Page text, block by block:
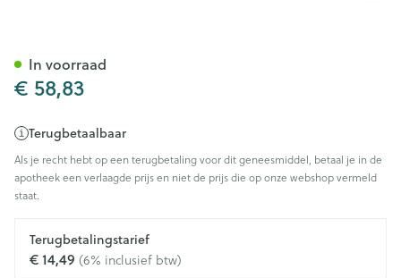
€ 58,83
Terugbetaalbaar
Als je recht hebt op een terugbetaling voor dit geneesmiddel, betaal je in de
apotheek een verlaagde prijs en niet de prijs die op onze webshop vermeld
staat.
Terugbetalingstarief
€ 14,49 (6% inclusief btw)
In voorraad